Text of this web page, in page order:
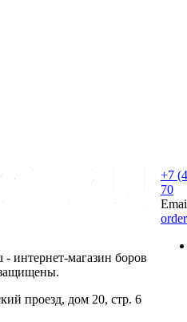
интернет-магазин боров
защищены.
проезд, дом 20, стр. 6
+7
70